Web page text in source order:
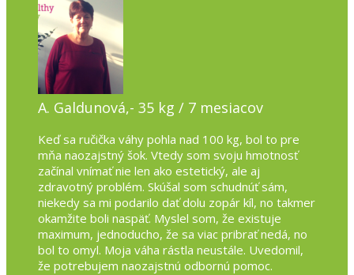
A. Galdunová,- 35 kg / 7 mesiacov
Keď sa ručička váhy pohla nad 100 kg, bol to pre
mňa naozajstný šok. Vtedy som svoju hmotnosť
začínal vnímať nie len ako estetický, ale aj
zdravotný problém. Skúšal som schudnúť sám,
niekedy sa mi podarilo dať dolu zopár kíl, no takmer
okamžite boli naspäť. Myslel som, že existuje
maximum, jednoducho, že sa viac pribrať nedá, no
bol to omyl. Moja váha rástla neustále. Uvedomil,
že potrebujem naozajstnú odbornú pomoc.